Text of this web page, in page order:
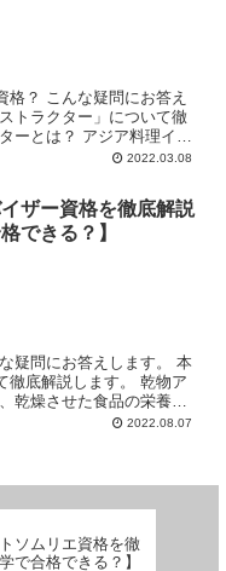
格？ こんな疑問にお答え
トラクター」について徹
ーとは？ アジア料理イン
広い知識を有し...2022.03.08
ザー資格を徹底解説
できる？】
疑問にお答えします。 本
徹底解説します。 乾物ア
乾燥させた食品の栄養素
ていることを証...2022.08.07
ソムリエ資格を徹
で合格できる？】